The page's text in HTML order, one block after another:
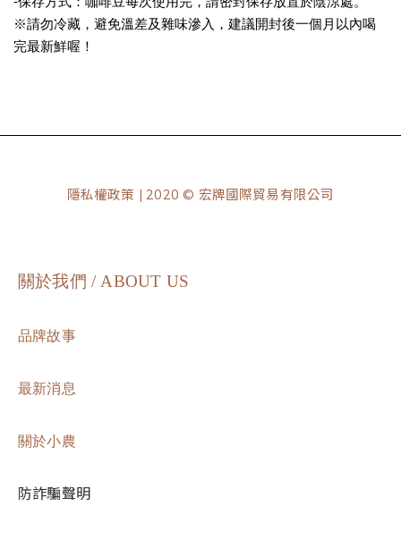
※請勿冷藏，避免溫差及雜味滲入，建議開封後一個月以內喝
完最新鮮喔！
隱私權政策 | 2020 © 宏牌國際貿易有限公司
關於我們 / ABOUT US
品牌故事
最新消息
關於小農
防詐騙聲明